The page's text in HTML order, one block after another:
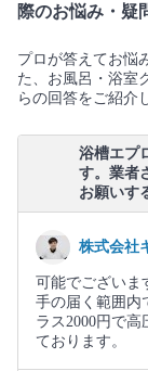
際のお悩み・疑
プロが答えてお悩
た、お風呂・浴室
らの回答をご紹介
浴槽エプ
す。業者
お願いす
株式会社
可能でございま
手の届く範囲内
ラス2000円で
ております。